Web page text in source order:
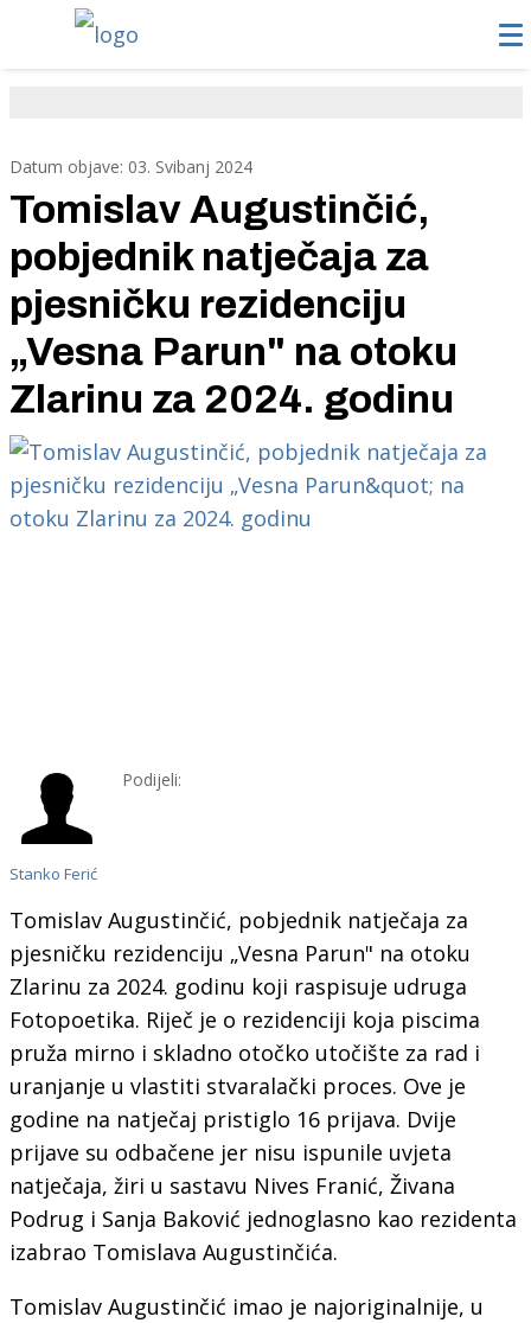
Datum objave: 03. Svibanj 2024
Tomislav Augustinčić,
pobjednik natječaja za
pjesničku rezidenciju
„Vesna Parun" na otoku
Zlarinu za 2024. godinu
Stanko Ferić
Podijeli:
Tomislav Augustinčić, pobjednik natječaja za
pjesničku rezidenciju „Vesna Parun" na otoku
Zlarinu za 2024. godinu koji raspisuje udruga
Fotopoetika. Riječ je o rezidenciji koja piscima
pruža mirno i skladno otočko utočište za rad i
uranjanje u vlastiti stvaralački proces. Ove je
godine na natječaj pristiglo 16 prijava. Dvije
prijave su odbačene jer nisu ispunile uvjeta
natječaja, žiri u sastavu Nives Franić, Živana
Podrug i Sanja Baković jednoglasno kao rezidenta
izabrao Tomislava Augustinčića.
Tomislav Augustinčić imao je najoriginalnije, u